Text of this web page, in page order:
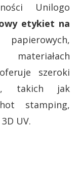
Unilogo
etykiet na
szeroki
takich jak
stamping,
UV.